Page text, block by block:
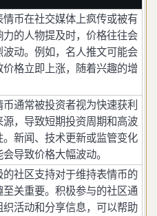
情币在社交媒体上疯传或被有
力的人物提及时，价格往往会
波动。例如，名人推文可能会
价格立即上涨，随着兴趣的增
币通常被投资者视为快速获利
源，导致短期投资周期和高波
。新闻、技术更新或监管变化
导致价格大幅波动。
的社区支持对于维持表情币的
至关重要。积极参与的社区通
织活动和分享信息，可以帮助